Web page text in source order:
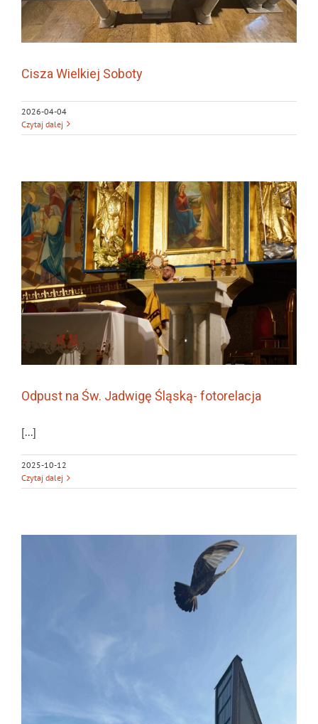
Cisza Wielkiej Soboty
2026-04-04
Czytaj dalej
Odpust na Św. Jadwigę Śląską- fotorelacja
[...]
2025-10-12
Czytaj dalej